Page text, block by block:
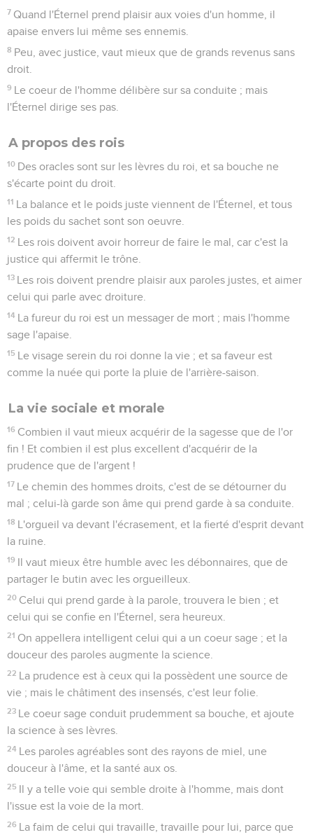
7 Quand l'Éternel prend plaisir aux voies d'un homme, il
apaise envers lui même ses ennemis.
8 Peu, avec justice, vaut mieux que de grands revenus sans
droit.
9 Le coeur de l'homme délibère sur sa conduite ; mais
l'Éternel dirige ses pas.
A propos des rois
10 Des oracles sont sur les lèvres du roi, et sa bouche ne
s'écarte point du droit.
11 La balance et le poids juste viennent de l'Éternel, et tous
les poids du sachet sont son oeuvre.
12 Les rois doivent avoir horreur de faire le mal, car c'est la
justice qui affermit le trône.
13 Les rois doivent prendre plaisir aux paroles justes, et aimer
celui qui parle avec droiture.
14 La fureur du roi est un messager de mort ; mais l'homme
sage l'apaise.
15 Le visage serein du roi donne la vie ; et sa faveur est
comme la nuée qui porte la pluie de l'arrière-saison.
La vie sociale et morale
16 Combien il vaut mieux acquérir de la sagesse que de l'or
fin ! Et combien il est plus excellent d'acquérir de la
prudence que de l'argent !
17 Le chemin des hommes droits, c'est de se détourner du
mal ; celui-là garde son âme qui prend garde à sa conduite.
18 L'orgueil va devant l'écrasement, et la fierté d'esprit devant
la ruine.
19 Il vaut mieux être humble avec les débonnaires, que de
partager le butin avec les orgueilleux.
20 Celui qui prend garde à la parole, trouvera le bien ; et
celui qui se confie en l'Éternel, sera heureux.
21 On appellera intelligent celui qui a un coeur sage ; et la
douceur des paroles augmente la science.
22 La prudence est à ceux qui la possèdent une source de
vie ; mais le châtiment des insensés, c'est leur folie.
23 Le coeur sage conduit prudemment sa bouche, et ajoute
la science à ses lèvres.
24 Les paroles agréables sont des rayons de miel, une
douceur à l'âme, et la santé aux os.
25 Il y a telle voie qui semble droite à l'homme, mais dont
l'issue est la voie de la mort.
26 La faim de celui qui travaille, travaille pour lui, parce que